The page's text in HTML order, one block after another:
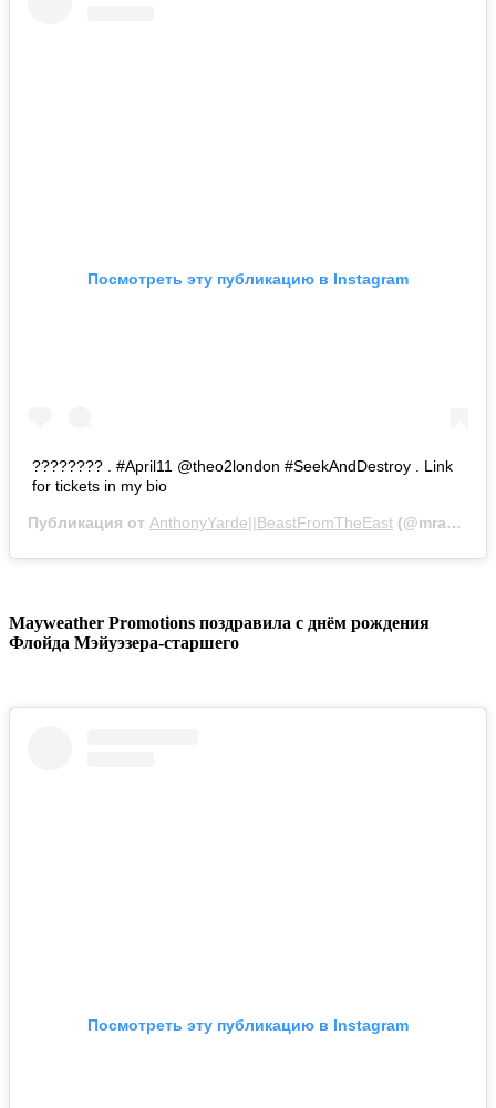
Посмотреть эту публикацию в Instagram
???????? . #April11 @theo2london #SeekAndDestroy . Link
for tickets in my bio
Публикация от AnthonyYarde||BeastFromTheEast (@mranthonyyarde)
Mayweather Promotions поздравила с днём рождения
Флойда Мэйуэзера-старшего
Посмотреть эту публикацию в Instagram